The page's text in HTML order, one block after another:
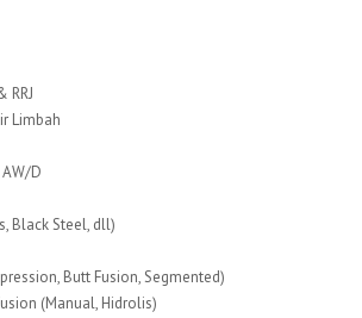
RRJ
Limbah
AW/D
Black Steel, dll)
Butt Fusion, Segmented)
(Manual, Hidrolis)